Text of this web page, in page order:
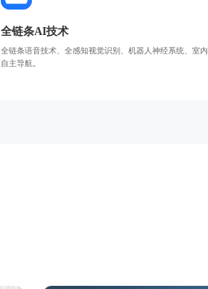
全链条AI技术
全链条语音技术、全感知视觉识别、机器人神经系统、室内
自主导航。